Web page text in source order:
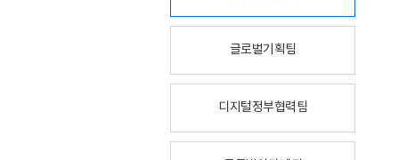
글로벌기획팀
디지털정부협력팀